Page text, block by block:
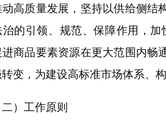
动高质量发展，坚持以供给侧结
治的引领、规范、保障作用，
进商品要素资源在更大范围内畅
变，为建设高标准市场体系、
工作原则